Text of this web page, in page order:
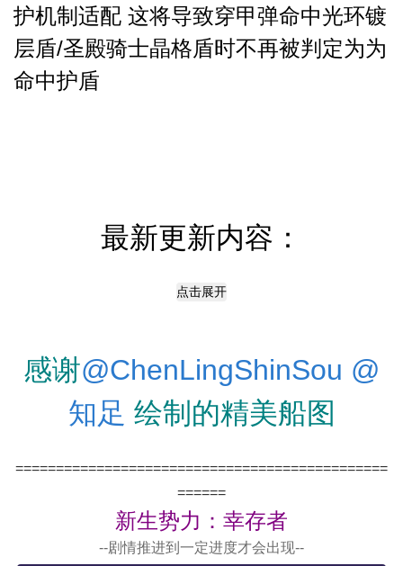
护机制适配 这将导致穿甲弹命中光环镀
层盾/圣殿骑士晶格盾时不再被判定为为
命中护盾
最新更新内容：
点击展开
感谢@ChenLingShinSou @
知足 绘制的精美船图
==============================================
======
新生势力：幸存者
--剧情推进到一定进度才会出现--